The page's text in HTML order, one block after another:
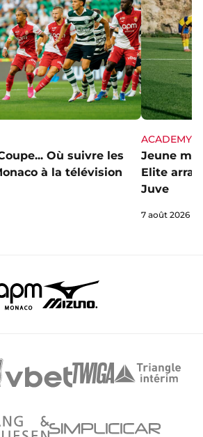
Où suivre les
à la télévision
ACADEMY
Jeune
Elite
Juve
7 août 2026